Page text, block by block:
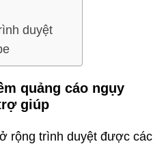
duyệt
quảng cáo ngụy
giúp
rộng trình duyệt được các